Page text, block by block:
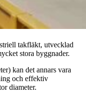
takfläkt, utvecklad
stora byggnader.
kan det annars vara
och effektiv
diameter.